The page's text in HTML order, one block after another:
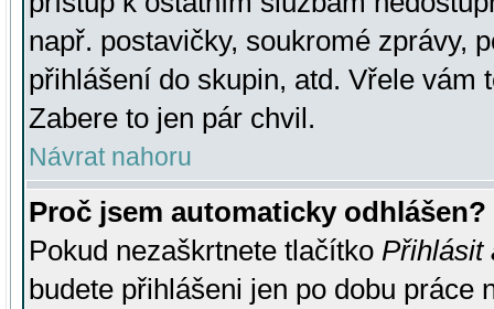
např. postavičky, soukromé zprávy,
přihlášení do skupin, atd. Vřele vám
Zabere to jen pár chvil.
Návrat nahoru
Proč jsem automaticky odhlášen?
Pokud nezaškrtnete tlačítko Přihlásit
budete přihlášeni jen po dobu práce